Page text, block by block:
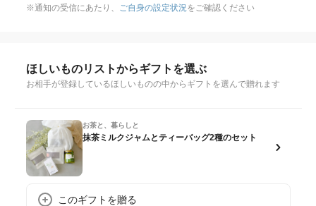
※通知の受信にあたり、
ご自身の設定状況をご確認ください
ほしいものリストからギフトを選ぶ
お相手が登録しているほしいものの中からギフトを選んで贈れます
お茶と、暮らしと
抹茶ミルクジャムとティーバッグ2種のセット
このギフトを贈る